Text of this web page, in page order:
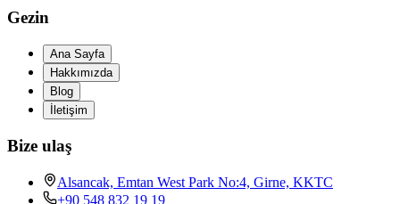
Gezin
Ana Sayfa
Hakkımızda
Blog
İletişim
Bize ulaş
Alsancak, Emtan West Park No:4, Girne, KKTC
+90 548 832 19 19